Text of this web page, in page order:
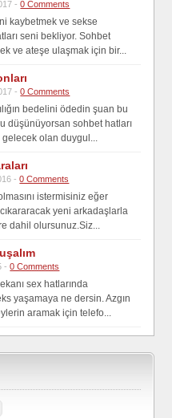
-0 Comments
kaybetmek ve sekse
seni bekliyor. Sohbet
ve ateşe ulaşmak için bir...
-0 Comments
bedelini ödedin şuan bu
düşünüyorsan sohbet hatları
olan duygul...
-0 Comments
istermisiniz eğer
yeni arkadaşlarla
dahil olursunuz.Siz...
-0 Comments
sex hatlarında
yaşamaya ne dersin. Azgın
aramak için telefo...